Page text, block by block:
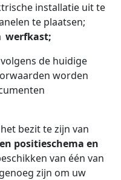
installatie uit te
te plaatsen;
werfkast;
de huidige
worden
bezit te zijn van
positieschema en
van één van
zijn om uw